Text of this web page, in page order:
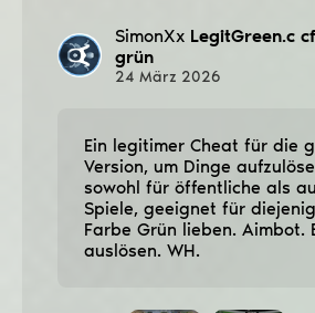
SimonXx LegitGreen.c
grün
24 März 2026
Ein legitimer Cheat für die
Version, um Dinge
sowohl für öffentliche als
Spiele, geeignet für
Farbe Grün lieben. Aimbot.
auslösen. WH.